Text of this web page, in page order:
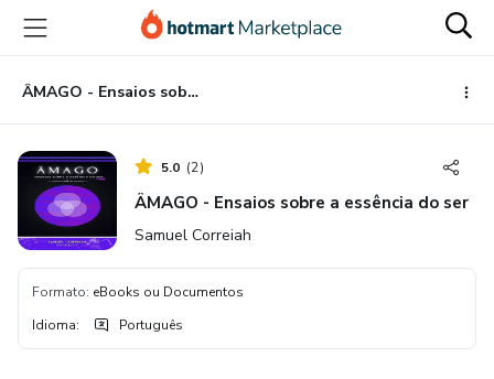
para
conteúdo
principal
para
pagamento
para
rodapé
ÂMAGO - Ensaios sobre a essência do ser
5.0 (2)
ÂMAGO - Ensaios sobre a essência do ser
Samuel Correiah
Formato: eBooks ou Documentos
Idioma: Português